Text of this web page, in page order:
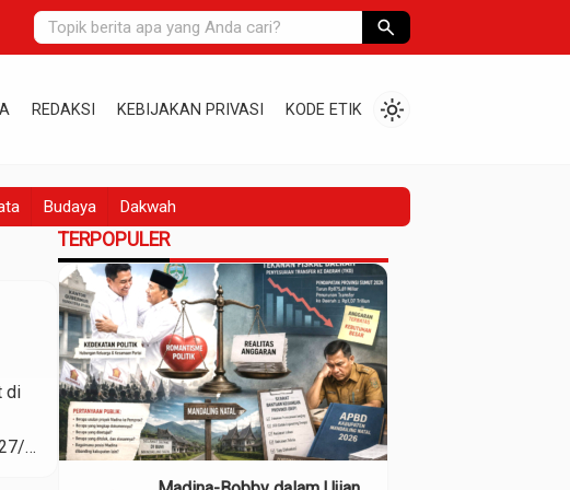
search
REDAKSI KEBIJAKAN PRIVASI KODE ETIK light_mode
Budaya Dakwah
di
5)
TERPOPULER